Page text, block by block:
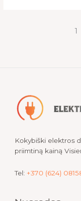
1
Kokybiški elektros
priimtiną kainą
Tel: +370 (624)